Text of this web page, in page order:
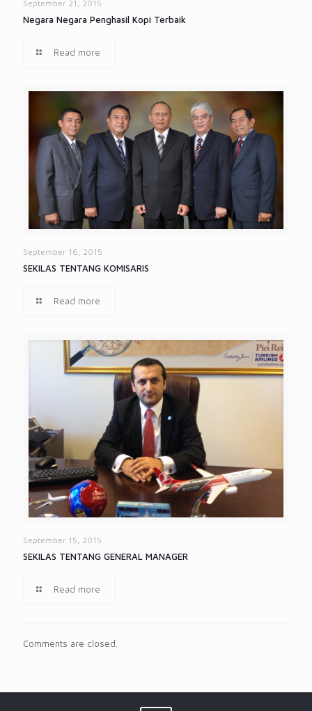
September 21, 2015
Negara Negara Penghasil Kopi Terbaik
Read more
September 16, 2015
SEKILAS TENTANG KOMISARIS
Read more
September 15, 2015
SEKILAS TENTANG GENERAL MANAGER
Read more
Comments are closed.